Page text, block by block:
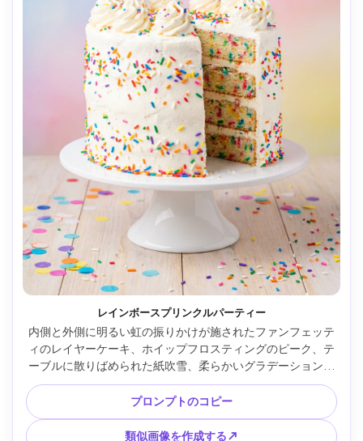
レインボースプリンクルパーティー
内側と外側に明るい虹の振りかけが施されたファンフェッテ
ィのレイヤーケーキ、ホイップフロスティングのピーク、テ
ーブルに散りばめられた紙吹雪、柔らかいグラデーションの
カラフルな背景、ハイキーなスタジオ照明、Sony A7R V、
50mm、f/4、センター構図、鮮明なディテール、鮮やかなフ
ォトリアルなパーティーデザート写真 --ar 4:5
プロンプトのコピー
類似画像を作成する↗